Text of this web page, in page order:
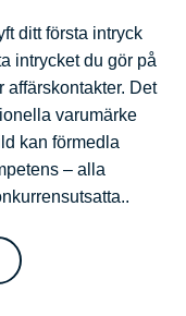
ditt första intryck
intrycket du gör på
Det
varumärke
kan förmedla
– alla